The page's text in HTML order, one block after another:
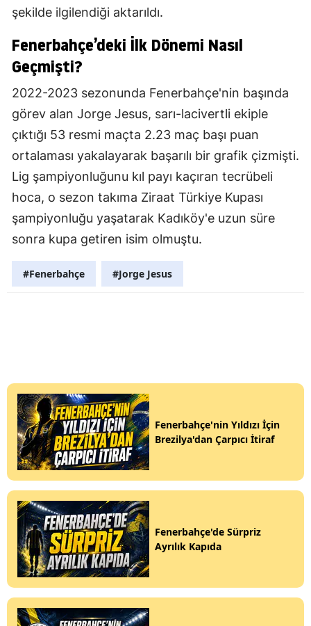
şekilde ilgilendiği aktarıldı.
Fenerbahçe’deki İlk Dönemi Nasıl
Geçmişti?
2022-2023 sezonunda Fenerbahçe'nin başında
görev alan Jorge Jesus, sarı-lacivertli ekiple
çıktığı 53 resmi maçta 2.23 maç başı puan
ortalaması yakalayarak başarılı bir grafik çizmişti.
Lig şampiyonluğunu kıl payı kaçıran tecrübeli
hoca, o sezon takıma Ziraat Türkiye Kupası
şampiyonluğu yaşatarak Kadıköy'e uzun süre
sonra kupa getiren isim olmuştu.
#Fenerbahçe #Jorge Jesus
Fenerbahçe'nin Yıldızı İçin
Brezilya'dan Çarpıcı İtiraf
Fenerbahçe'de Sürpriz
Ayrılık Kapıda